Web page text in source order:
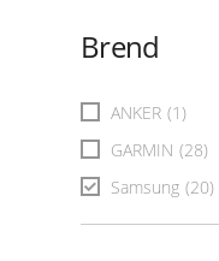
Brend
ANKER (1)
GARMIN (28)
Samsung (20)